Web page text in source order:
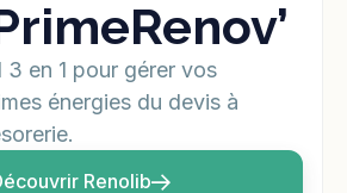
3 en 1 pour gérer vos
énergies du devis à
Renolib